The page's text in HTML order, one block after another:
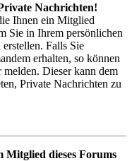
Nachrichten!
Ihnen ein Mitglied
Sie in Ihrem persönlichen
Falls Sie
erhalten, so können
Dieser kann dem
Private Nachrichten zu
Mitglied dieses Forums